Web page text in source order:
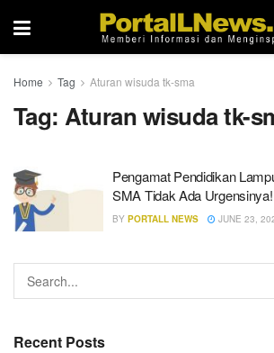
Home Tag Aturan wisuda tk-sma
Tag:Aturan wisuda tk-
Pengamat Pendidikan
SMA Tidak Ada Urgensinya!
BY PORTALL NEWS JUNE 23,
Recent Posts